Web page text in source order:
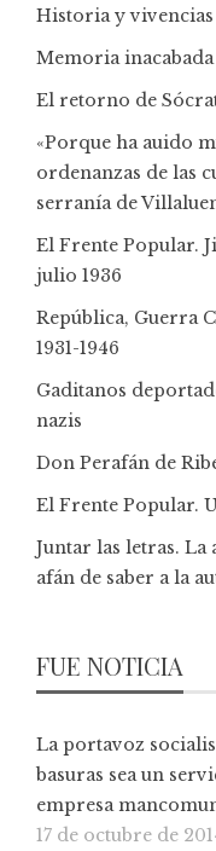
Historia y
Memoria inacabada
El retorno de
«Porque ha auido
ordenanzas de las
serranía de
El Frente Popular.
julio 1936
República, Guerra
1931-1946
Gaditanos
nazis
Don Perafán de
El Frente Popular.
Juntar las letras.
afán de saber a la
FUE NOTICIA
La portavoz
basuras sea un
empresa
17 de octubre de